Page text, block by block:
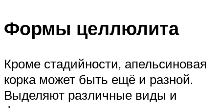
Формы целлюлита
Кроме стадийности, апельсиновая
корка может быть ещё и разной.
Выделяют различные виды и